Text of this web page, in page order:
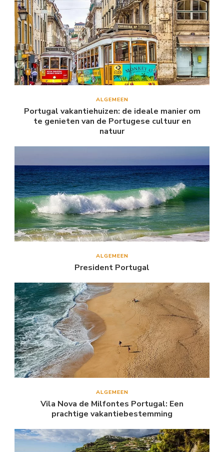
ALGEMEEN
Portugal vakantiehuizen: de ideale manier om
te genieten van de Portugese cultuur en
natuur
ALGEMEEN
President Portugal
ALGEMEEN
Vila Nova de Milfontes Portugal: Een
prachtige vakantiebestemming